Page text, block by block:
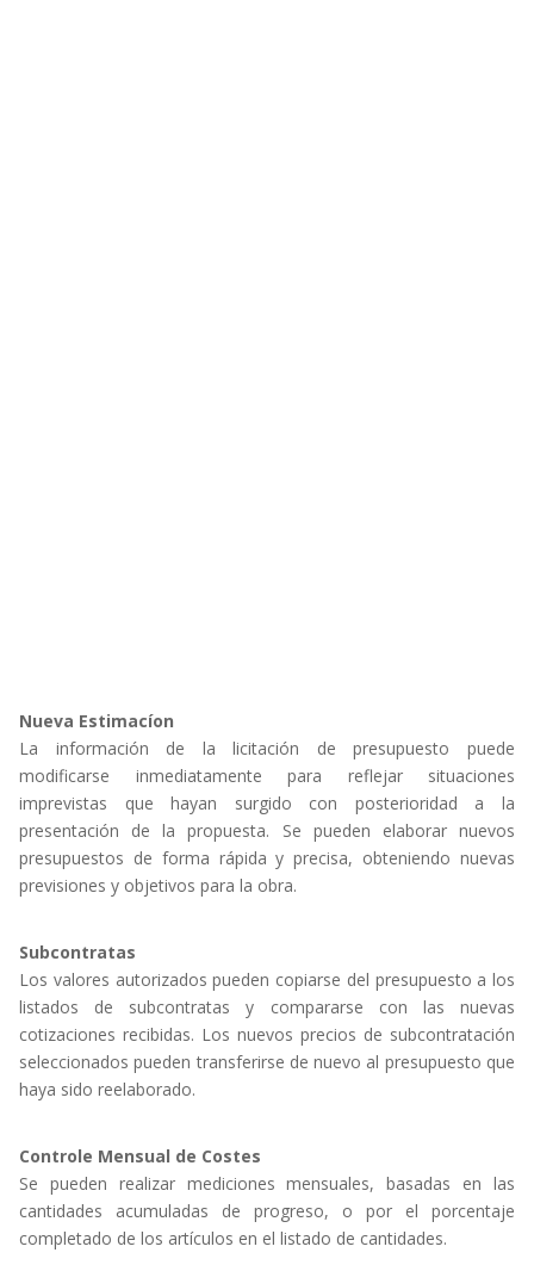
Nueva Estimacíon
La información de la licitación de presupuesto puede
modificarse inmediatamente para reflejar situaciones
imprevistas que hayan surgido con posterioridad a la
presentación de la propuesta. Se pueden elaborar nuevos
presupuestos de forma rápida y precisa, obteniendo nuevas
previsiones y objetivos para la obra.
Subcontratas
Los valores autorizados pueden copiarse del presupuesto a los
listados de subcontratas y compararse con las nuevas
cotizaciones recibidas. Los nuevos precios de subcontratación
seleccionados pueden transferirse de nuevo al presupuesto que
haya sido reelaborado.
Controle Mensual de Costes
Se pueden realizar mediciones mensuales, basadas en las
cantidades acumuladas de progreso, o por el porcentaje
completado de los artículos en el listado de cantidades.